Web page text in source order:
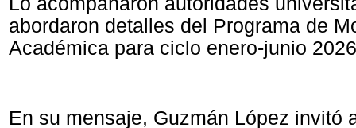
abordaron detalles del Programa de
Académica para ciclo enero-junio
En su mensaje, Guzmán López invitó